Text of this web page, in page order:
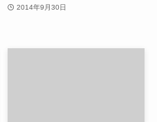
2014年9月30日